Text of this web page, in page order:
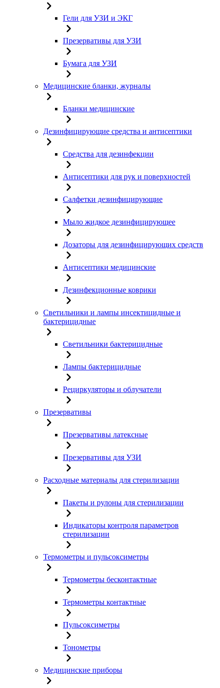
Гели для УЗИ и ЭКГ
Презервативы для УЗИ
Бумага для УЗИ
Медицинские бланки, журналы
Бланки медицинские
Дезинфицирующие средства и антисептики
Средства для дезинфекции
Антисептики для рук и поверхностей
Салфетки дезинфицирующие
Мыло жидкое дезинфицирующее
Дозаторы для дезинфицирующих средств
Антисептики медицинские
Дезинфекционные коврики
Светильники и лампы инсектицидные и
бактерицидные
Светильники бактерицидные
Лампы бактерицидные
Рециркуляторы и облучатели
Презервативы
Презервативы латексные
Презервативы для УЗИ
Расходные материалы для стерилизации
Пакеты и рулоны для стерилизации
Индикаторы контроля параметров
стерилизации
Термометры и пульсоксиметры
Термометры бесконтактные
Термометры контактные
Пульсоксиметры
Тонометры
Медицинские приборы